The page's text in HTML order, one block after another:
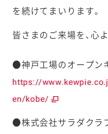
を続けてまいります。
皆さまのご来場を、心
●神戸工場のオープン
https://
en/kobe/
●株式会社サラダクラ